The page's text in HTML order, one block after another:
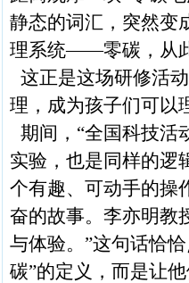
静态的词汇，突然变
理系统——零碳，从
这正是这场研修活
理，成为孩子们可以
期间，“全国科技活
实验，也是同样的
个有趣、可动手的操
奋的故事。李亦明教
与体验。”这句话恰
碳”的定义，而是让